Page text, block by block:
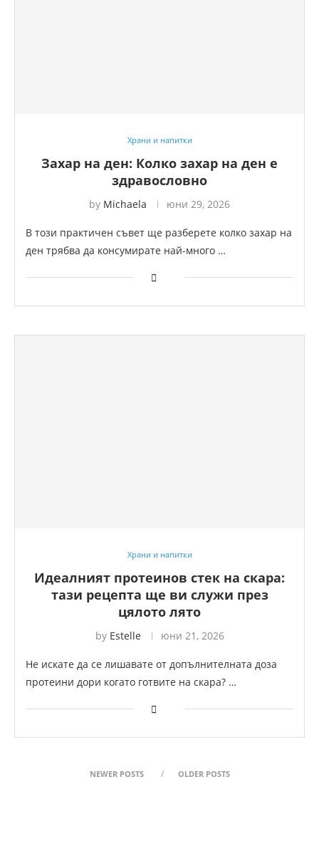
Храни и напитки
Захар на ден: Колко захар на ден е
здравословно
by Michaela юни 29, 2026
В този практичен съвет ще разберете колко захар на
ден трябва да консумирате най-много …
Храни и напитки
Идеалният протеинов стек на скара:
тази рецепта ще ви служи през
цялото лято
by Estelle юни 21, 2026
Не искате да се лишавате от допълнителната доза
протеини дори когато готвите на скара? …
NEWER POSTS OLDER POSTS